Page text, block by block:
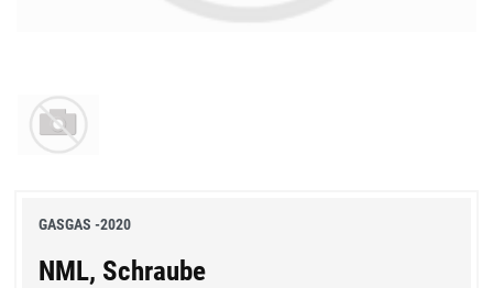
GASGAS -2020
NML, Schraube